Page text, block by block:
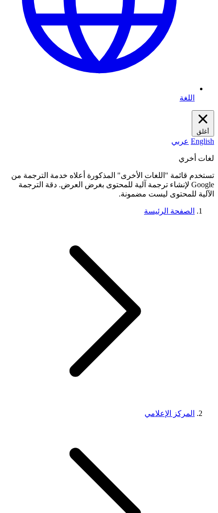
اللغة
أغلق
English عربي
لغات أخري
تستخدم قائمة "اللغات الأخرى" المذكورة أعلاه خدمة الترجمة من
Google لإنشاء ترجمة آلية للمحتوى بغرض العرض. دقة الترجمة
الآلية للمحتوى ليست مضمونة.
الصفحة الرئيسة
المركز الإعلامي